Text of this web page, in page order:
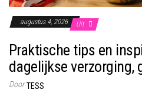
augustus 4, 2026 Uit
Praktische tips en
dagelijkse verzorging,
Door TESS